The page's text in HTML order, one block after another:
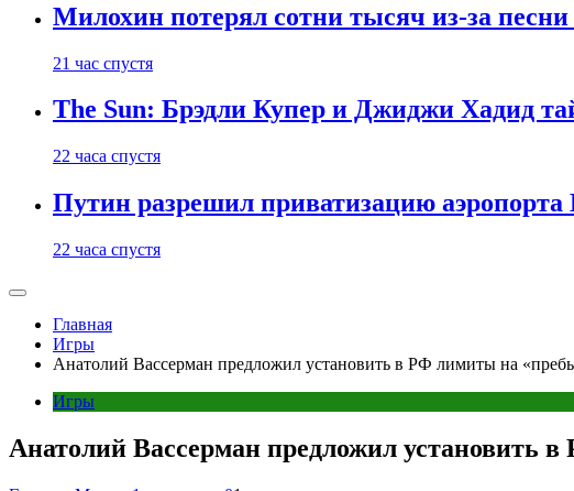
Милохин потерял сотни тысяч из-за
21 час спустя
The Sun: Брэдли Купер и Джиджи Хадид
22 часа спустя
Путин разрешил приватизацию
22 часа спустя
Главная
Игры
Анатолий Вассерман предложил установить в РФ лимиты на
Игры
Анатолий Вассерман предложил установить